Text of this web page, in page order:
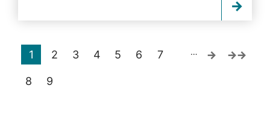
1 2 3 4 5 6 7
8 9
…